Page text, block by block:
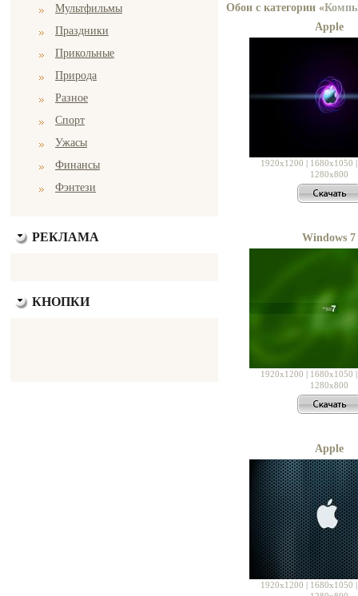
Мультфильмы
Праздники
Прикольные
Природа
Разное
Спорт
Ужасы
Финансы
Фэнтези
РЕКЛАМА
КНОПКИ
Обои с категории «
Apple
1920x1200 | 1680x1050
1280x800
Windows 7
1920x1200 | 1680x1050
1280x800
Apple
1920x1200 | 1680x1050